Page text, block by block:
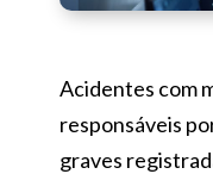
Acidentes com
responsáveis
graves